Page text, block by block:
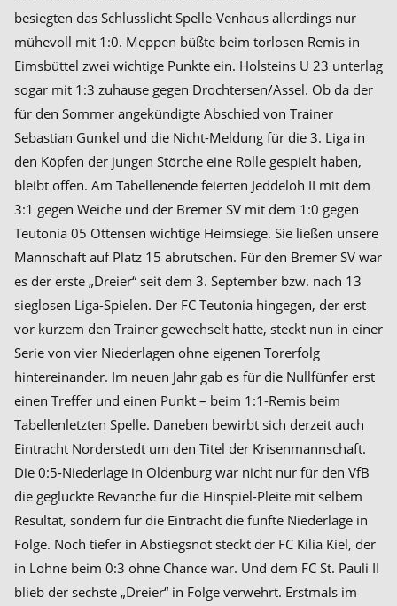
besiegten das Schlusslicht Spelle-Venhaus allerdings nur
mühevoll mit 1:0. Meppen büßte beim torlosen Remis in
Eimsbüttel zwei wichtige Punkte ein. Holsteins U 23 unterlag
sogar mit 1:3 zuhause gegen Drochtersen/Assel. Ob da der
für den Sommer angekündigte Abschied von Trainer
Sebastian Gunkel und die Nicht-Meldung für die 3. Liga in
den Köpfen der jungen Störche eine Rolle gespielt haben,
bleibt offen. Am Tabellenende feierten Jeddeloh II mit dem
3:1 gegen Weiche und der Bremer SV mit dem 1:0 gegen
Teutonia 05 Ottensen wichtige Heimsiege. Sie ließen unsere
Mannschaft auf Platz 15 abrutschen. Für den Bremer SV war
es der erste „Dreier“ seit dem 3. September bzw. nach 13
sieglosen Liga-Spielen. Der FC Teutonia hingegen, der erst
vor kurzem den Trainer gewechselt hatte, steckt nun in einer
Serie von vier Niederlagen ohne eigenen Torerfolg
hintereinander. Im neuen Jahr gab es für die Nullfünfer erst
einen Treffer und einen Punkt – beim 1:1-Remis beim
Tabellenletzten Spelle. Daneben bewirbt sich derzeit auch
Eintracht Norderstedt um den Titel der Krisenmannschaft.
Die 0:5-Niederlage in Oldenburg war nicht nur für den VfB
die geglückte Revanche für die Hinspiel-Pleite mit selbem
Resultat, sondern für die Eintracht die fünfte Niederlage in
Folge. Noch tiefer in Abstiegsnot steckt der FC Kilia Kiel, der
in Lohne beim 0:3 ohne Chance war. Und dem FC St. Pauli II
blieb der sechste „Dreier“ in Folge verwehrt. Erstmals im